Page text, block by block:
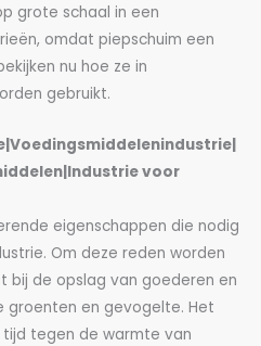
grote schaal in een
omdat piepschuim een
nu hoe ze in
gebruikt.
voor
eigenschappen die nodig
Om deze reden worden
bij de opslag van goederen en
groenten en gevogelte. Het
tegen de warmte van